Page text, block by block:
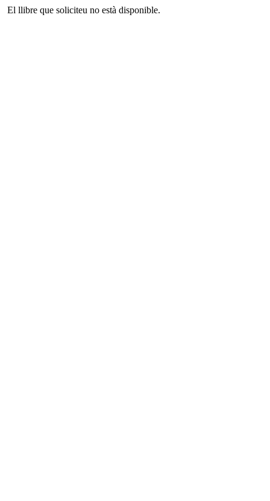
El llibre que soliciteu no està disponible.